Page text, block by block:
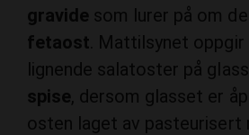
gravide som lurer på om de
fetaost . Mattilsynet oppgir
lignende salatoster på
spise, dersom glasset er
osten laget av pasteurisert